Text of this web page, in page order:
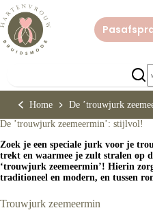
naar
de
inhoud
Home
De ’trouwjurk
De ’trouwjurk zeemeermin’: stijlvol!
Zoek je een speciale jurk voor je
trekt en waarmee je zult stralen op
‘trouwjurk zeemeermin’! Hierin
traditioneel en modern, en tussen
Trouwjurk zeemeermin